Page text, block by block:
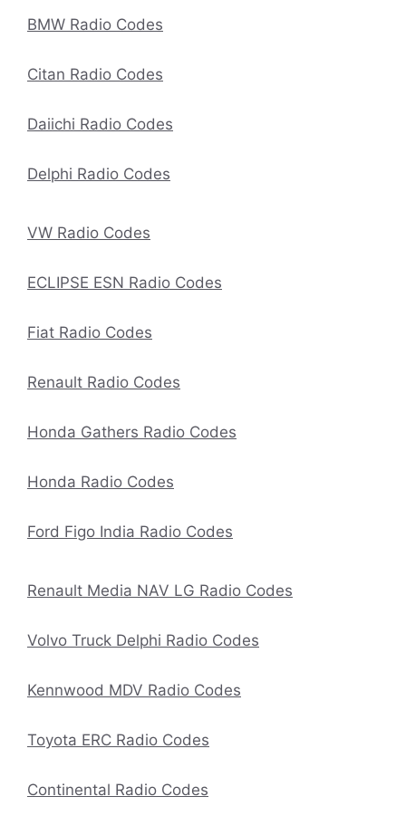
BMW Radio Codes
Citan Radio Codes
Daiichi Radio Codes
Delphi Radio Codes
VW Radio Codes
ECLIPSE ESN Radio Codes
Fiat Radio Codes
Renault Radio Codes
Honda Gathers Radio Codes
Honda Radio Codes
Ford Figo India Radio Codes
Renault Media NAV LG Radio Codes
Volvo Truck Delphi Radio Codes
Kennwood MDV Radio Codes
Toyota ERC Radio Codes
Continental Radio Codes